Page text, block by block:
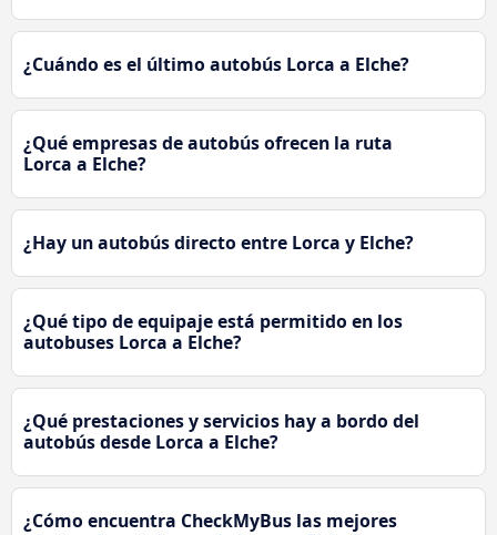
¿Cuándo es el último autobús Lorca a Elche?
¿Qué empresas de autobús ofrecen la ruta
Lorca a Elche?
¿Hay un autobús directo entre Lorca y Elche?
¿Qué tipo de equipaje está permitido en los
autobuses Lorca a Elche?
¿Qué prestaciones y servicios hay a bordo del
autobús desde Lorca a Elche?
¿Cómo encuentra CheckMyBus las mejores